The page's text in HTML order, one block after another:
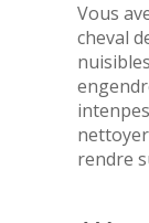
Vous
cheval
rendre